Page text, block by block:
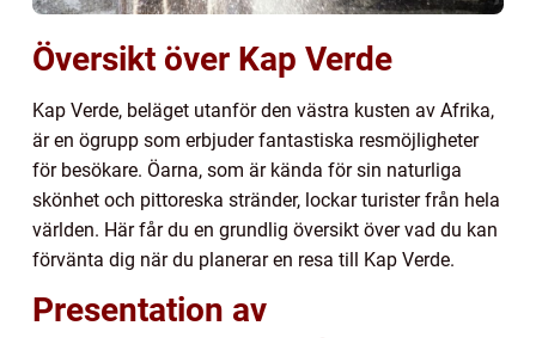
Översikt över Kap Verde
Kap Verde, beläget utanför den västra kusten av Afrika,
är en ögrupp som erbjuder fantastiska resmöjligheter
för besökare. Öarna, som är kända för sin naturliga
skönhet och pittoreska stränder, lockar turister från hela
världen. Här får du en grundlig översikt över vad du kan
förvänta dig när du planerar en resa till Kap Verde.
Presentation av